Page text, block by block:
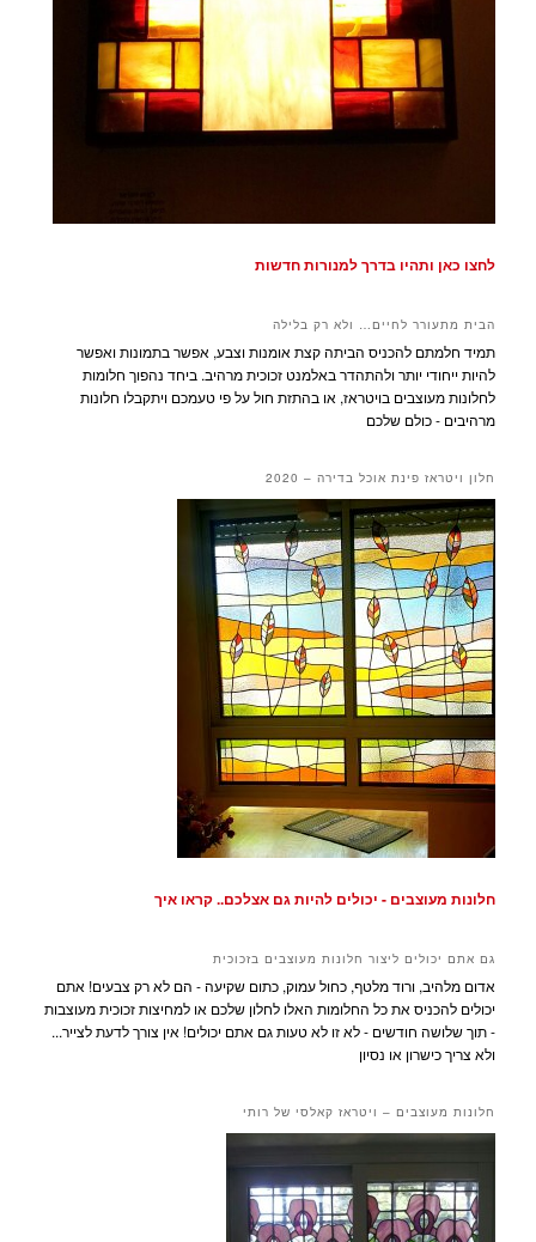
לחצו כאן ותהיו בדרך למנורות חדשות
הבית מתעורר לחיים… ולא רק בלילה
תמיד חלמתם להכניס הביתה קצת אומנות וצבע, אפשר בתמונות ואפשר
להיות ייחודי יותר ולהתהדר באלמנט זכוכית מרהיב. ביחד נהפוך חלומות
לחלונות מעוצבים בויטראז, או בהתזת חול על פי טעמכם ויתקבלו חלונות
מרהיבים - כולם שלכם
חלון ויטראז פינת אוכל בדירה – 2020
חלונות מעוצבים - יכולים להיות גם אצלכם.. קראו איך
גם אתם יכולים ליצור חלונות מעוצבים בזכוכית
אדום מלהיב, ורוד מלטף, כחול עמוק, כתום שקיעה - הם לא רק צבעים! אתם
יכולים להכניס את כל החלומות האלו לחלון שלכם או למחיצות זכוכית מעוצבות
- תוך שלושה חודשים - לא זו לא טעות גם אתם יכולים! אין צורך לדעת לצייר...
ולא צריך כישרון או נסיון
חלונות מעוצבים – ויטראז קאלסי של רותי